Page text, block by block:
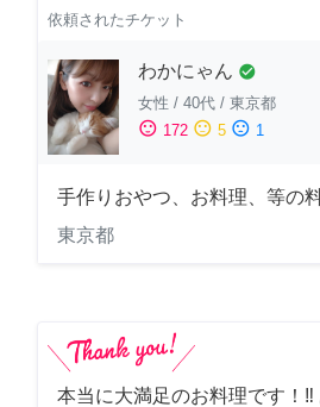
依頼されたチケット
わかにゃん check_circle
女性 / 40代 / 東京都
sentiment_satisfied 172 sentiment_neutral 5 sentiment_dissatisfied 1
手作りおやつ、お料理、等の
東京都
本当に大満足のお料理です！